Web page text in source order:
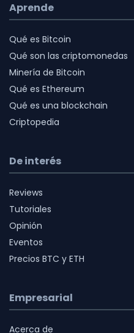
Aprende
Qué es Bitcoin
Qué son las criptomonedas
Minería de Bitcoin
Qué es Ethereum
Qué es una blockchain
Criptopedia
De interés
Reviews
Tutoriales
Opinión
Eventos
Precios BTC y ETH
Empresarial
Acerca de